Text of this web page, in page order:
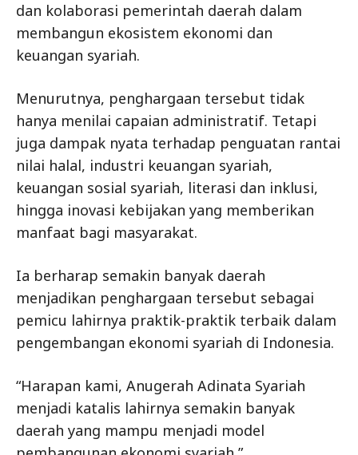
dan kolaborasi pemerintah daerah dalam
membangun ekosistem ekonomi dan
keuangan syariah.
Menurutnya, penghargaan tersebut tidak
hanya menilai capaian administratif. Tetapi
juga dampak nyata terhadap penguatan rantai
nilai halal, industri keuangan syariah,
keuangan sosial syariah, literasi dan inklusi,
hingga inovasi kebijakan yang memberikan
manfaat bagi masyarakat.
Ia berharap semakin banyak daerah
menjadikan penghargaan tersebut sebagai
pemicu lahirnya praktik-praktik terbaik dalam
pengembangan ekonomi syariah di Indonesia.
“Harapan kami, Anugerah Adinata Syariah
menjadi katalis lahirnya semakin banyak
daerah yang mampu menjadi model